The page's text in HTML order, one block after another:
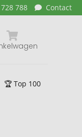
788 Contact
🏆 Top 100